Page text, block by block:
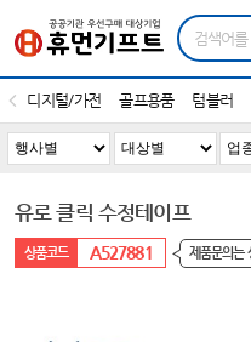
디지털/가전 골프용품 텀블러
유로 클릭 수정테이프
A527881 제품문의는